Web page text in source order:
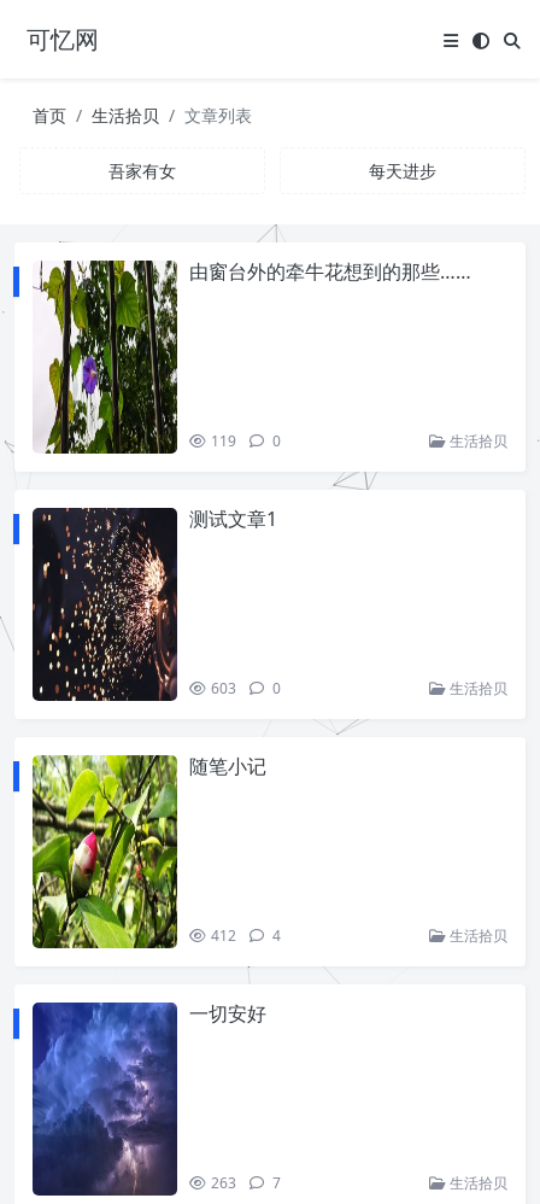
可忆网
首页 生活拾贝 文章列表
吾家有女 每天进步
由窗台外的牵牛花想到的那些……
119 0 生活拾贝
测试文章1
603 0 生活拾贝
随笔小记
412 4 生活拾贝
一切安好
263 7 生活拾贝